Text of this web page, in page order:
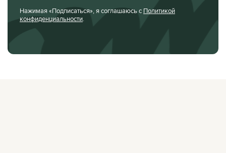
Нажимая «Подписаться», я соглашаюсь с Политикой
конфиденциальности.